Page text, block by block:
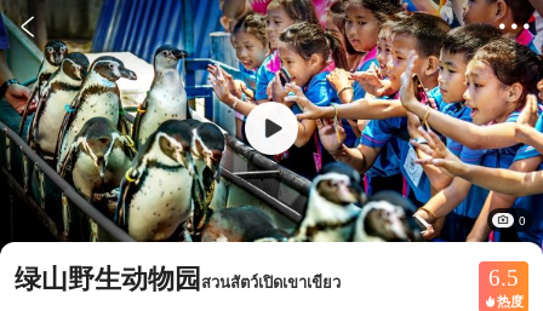
 
0
绿山野生动物园สวนสัตว์เปิดเขาเขียว 6.5
 热度